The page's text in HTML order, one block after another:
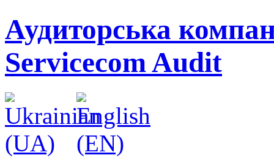
Аудиторська
Servicecom Audit